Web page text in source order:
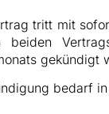
tritt mit
beiden
gekündigt
bedarf